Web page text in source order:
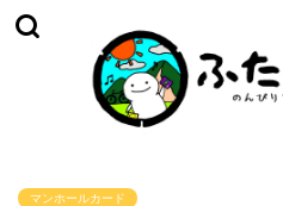
マンホールカード